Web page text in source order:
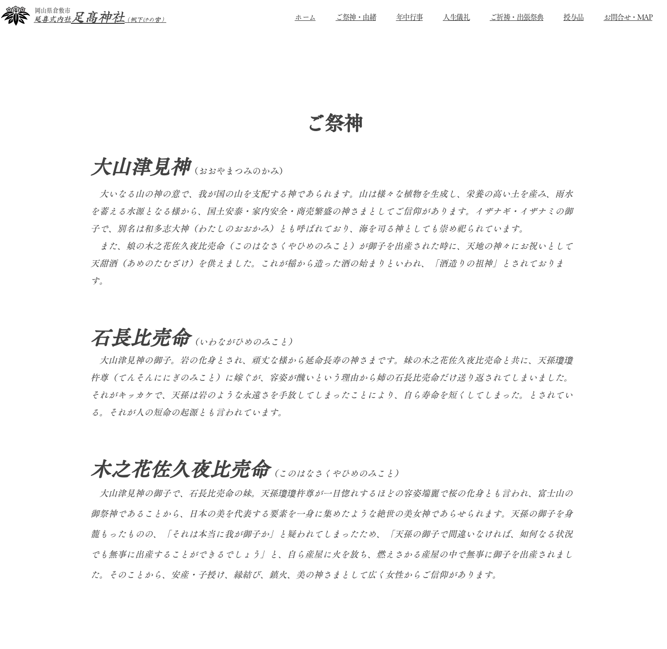
延喜式内社足髙神社（帆下げの宮）
岡山県倉敷市
​ホーム ご祭神・由緒 年中行事 人生儀礼 ご祈祷・出張祭典 授与品 お問合せ・MAP
​ご祭神
大山津見神（おおやまつみのかみ）
大いなる山の神の意で、我が国の山を支配する神であられます。山は様々な植物を生成し、栄養の高い土を産み、雨水
を蓄える水源となる様から、
国土安泰・家内安全・商売繁盛の神さまとしてご信仰があります。イザナギ・イザナミの御
子で、別名は和多志大神（わたしのおおかみ）とも呼ばれており、海を司る神としても崇め祀られています。
​ また、娘の木之花佐久夜比売命（このはなさくやひめのみこと）が御子を出産された時に、天地の神々にお祝いとして
天甜酒（あめのたむざけ）を供えました。これが稲から造った酒の始まりといわれ、「酒造りの祖神」とされておりま
す。
石長比売命 （いわながひめのみこと）
​ 大山津見神の御子。岩の化身とされ、頑丈な様から延命長寿の神さまです。妹の木之花佐久夜比売命と共に、天孫瓊瓊
杵尊（てんそんににぎのみこと）に嫁ぐが、容姿が醜いという理由から姉の石長比売命だけ送り返されてしまいました。
それがキッカケで、天孫は岩のような永遠さを手放してしまったことにより、自ら寿命を短くしてしまった。とされてい
る。それが人の短命の起源とも言われています。
木之花佐久夜比売命 （このはなさくやひめのみこと）
大山津見神の御子で、石長比売命の妹。天孫瓊瓊杵尊が一目惚れするほどの容姿端麗で桜の化身とも言われ、富士山の
御祭神であることから、日本の美を代表する要素を一身に集めたような絶世の美女神であらせられます。天孫の御子を身
籠もったものの、「それは本当に我が御子か」と疑われてしまったため、「天孫の御子で間違いなければ、如何なる状況
でも無事に出産することができるでしょう」と、自ら産屋に火を放ち、燃えさかる産屋の中で無事に御子を出産されまし
た。そのことから、安産・子授け、縁結び、鎮火、美の神さまとして広く女性からご信仰があります。